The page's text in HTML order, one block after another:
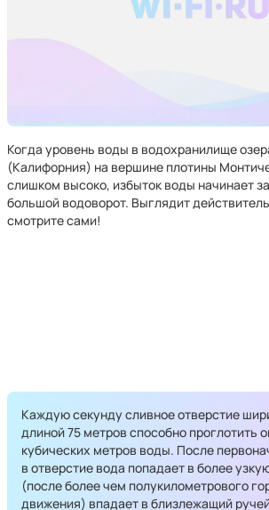
Когда уровень воды в водохранилище
(Калифорния) на вершине плотины
слишком высоко, избыток воды начинает
большой водоворот. Выглядит
смотрите сами!
Каждую секунду сливное отверстие
длиной 75 метров способно проглотить
кубических метров воды. После
в отверстие вода попадает в более
(после более чем полукилометрового
движения) впадает в близлежащий